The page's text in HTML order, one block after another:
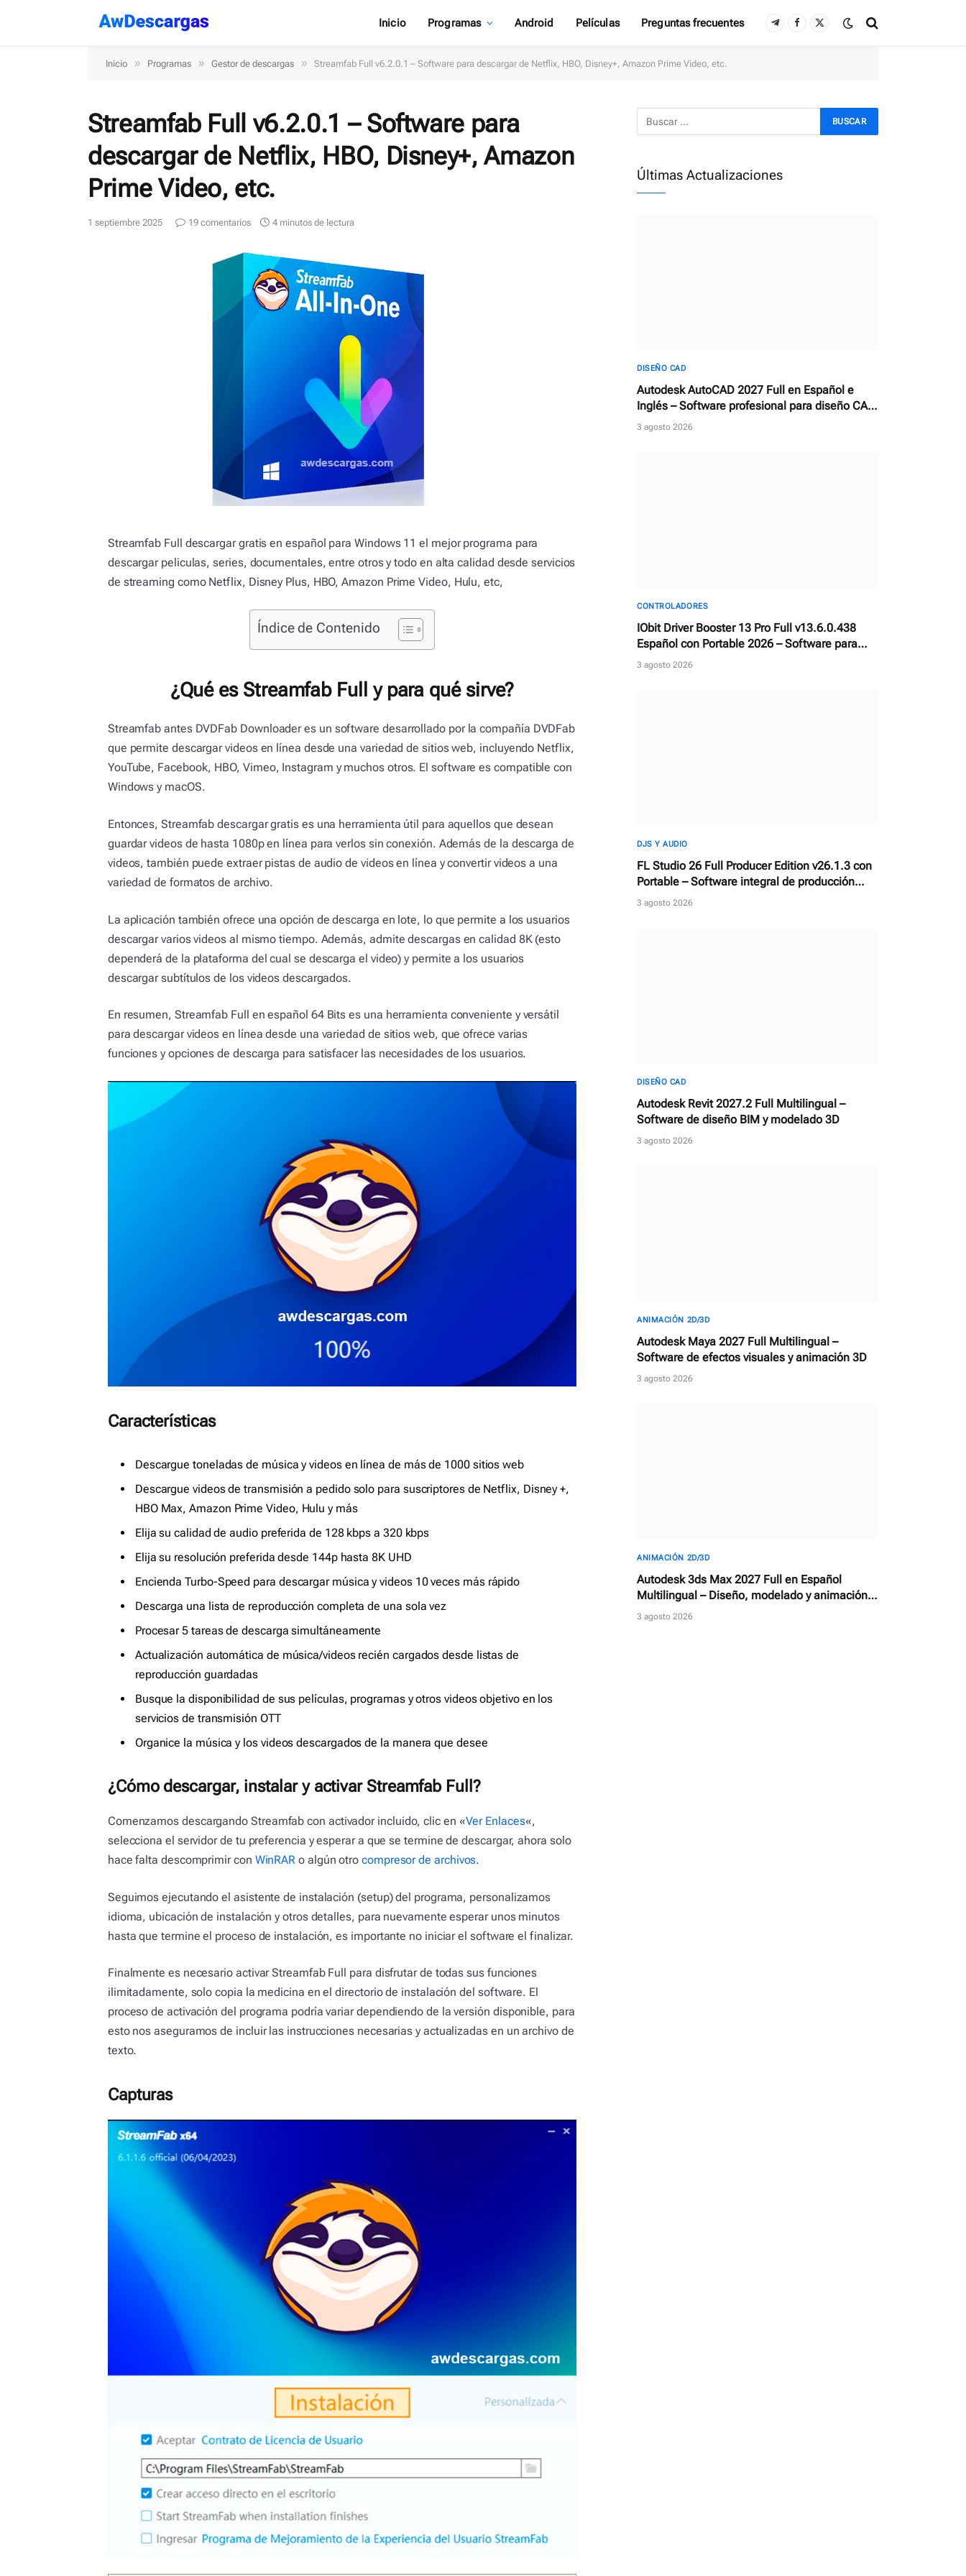
Inicio Programas Android Películas Preguntas frecuentes TelegramFacebook
X
Inicio » Programas » Gestor de descargas » Streamfab Full v6.2.0.1 – Software para descargar de Netflix, HBO, Disney+, Amazon Prime Video, etc.
Streamfab Full v6.2.0.1 – Software para
descargar de Netflix, HBO, Disney+, Amazon
Prime Video, etc.
1 septiembre 2025 19 comentarios 4 minutos de lectura
Streamfab Full descargar gratis en español para Windows 11 el mejor programa para
descargar peliculas, series, documentales, entre otros y todo en alta calidad desde servicios
de streaming como Netflix, Disney Plus, HBO, Amazon Prime Video, Hulu, etc,
Índice de Contenido
¿Qué es Streamfab Full y para qué sirve?
Streamfab antes DVDFab Downloader es un software desarrollado por la compañía DVDFab
que permite descargar videos en línea desde una variedad de sitios web, incluyendo Netflix,
YouTube, Facebook, HBO, Vimeo, Instagram y muchos otros. El software es compatible con
Windows y macOS.
Entonces, Streamfab descargar gratis es una herramienta útil para aquellos que desean
guardar videos de hasta 1080p en línea para verlos sin conexión. Además de la descarga de
videos, también puede extraer pistas de audio de videos en línea y convertir videos a una
variedad de formatos de archivo.
La aplicación también ofrece una opción de descarga en lote, lo que permite a los usuarios
descargar varios videos al mismo tiempo. Además, admite descargas en calidad 8K (esto
dependerá de la plataforma del cual se descarga el video) y permite a los usuarios
descargar subtítulos de los videos descargados.
En resumen, Streamfab Full en español 64 Bits es una herramienta conveniente y versátil
para descargar videos en línea desde una variedad de sitios web, que ofrece varias
funciones y opciones de descarga para satisfacer las necesidades de los usuarios.
Características
Descargue toneladas de música y videos en línea de más de 1000 sitios web
Descargue videos de transmisión a pedido solo para suscriptores de Netflix, Disney +,
HBO Max, Amazon Prime Video, Hulu y más
Elija su calidad de audio preferida de 128 kbps a 320 kbps
Elija su resolución preferida desde 144p hasta 8K UHD
Encienda Turbo-Speed ​​para descargar música y videos 10 veces más rápido
Descarga una lista de reproducción completa de una sola vez
Procesar 5 tareas de descarga simultáneamente
Actualización automática de música/videos recién cargados desde listas de
reproducción guardadas
Busque la disponibilidad de sus películas, programas y otros videos objetivo en los
servicios de transmisión OTT
Organice la música y los videos descargados de la manera que desee
¿Cómo descargar, instalar y activar Streamfab Full?
Comenzamos descargando Streamfab con activador incluido, clic en «Ver Enlaces«,
selecciona el servidor de tu preferencia y esperar a que se termine de descargar, ahora solo
hace falta descomprimir con WinRAR o algún otrocompresor de archivos.
Seguimos ejecutando el asistente de instalación (setup) del programa, personalizamos
idioma, ubicación de instalación y otros detalles, para nuevamente esperar unos minutos
hasta que termine el proceso de instalación, es importante no iniciar el software el finalizar.
Finalmente es necesario activar Streamfab Full para disfrutar de todas sus funciones
ilimitadamente, solo copia la medicina en el directorio de instalación del software. El
proceso de activación del programa podría variar dependiendo de la versión disponible, para
esto nos aseguramos de incluir las instrucciones necesarias y actualizadas en un archivo de
texto.
Capturas
Últimas Actualizaciones
DISEÑO CAD
Autodesk AutoCAD 2027 Full en Español e
Inglés – Software profesional para diseño CAD
en 2D y 3D
3 agosto 2026
CONTROLADORES
IObit Driver Booster 13 Pro Full v13.6.0.438
Español con Portable 2026 – Software para
descargar, reparar y actualizar controladores
3 agosto 2026
DJS Y AUDIO
FL Studio 26 Full Producer Edition v26.1.3 con
Portable – Software integral de producción
musical y estación de trabajo de audio digital
3 agosto 2026
DISEÑO CAD
Autodesk Revit 2027.2 Full Multilingual –
Software de diseño BIM y modelado 3D
3 agosto 2026
ANIMACIÓN 2D/3D
Autodesk Maya 2027 Full Multilingual –
Software de efectos visuales y animación 3D
3 agosto 2026
ANIMACIÓN 2D/3D
Autodesk 3ds Max 2027 Full en Español
Multilingual – Diseño, modelado y animación
3D
3 agosto 2026